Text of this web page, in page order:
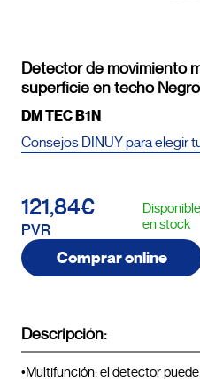
Detector de movimiento
superficie en techo Negro
DM TEC B1N
Consejos DINUY para elegir
121,84€
PVR
Disponible
en stock
Comprar online
Descripción:
•Multifunción: el detector